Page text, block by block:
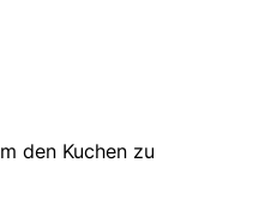
den Kuchen zu